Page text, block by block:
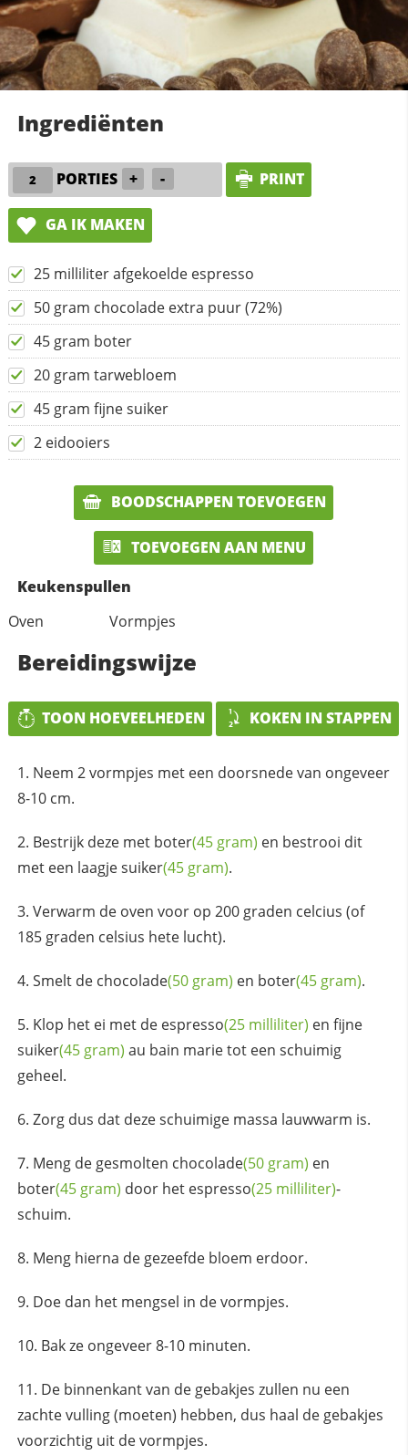
Ingrediënten
PORTIES + - PRINT
GA IK MAKEN
25 milliliter afgekoelde espresso
50 gram chocolade extra puur (72%)
45 gram boter
20 gram tarwebloem
45 gram fijne suiker
2 eidooiers
BOODSCHAPPEN TOEVOEGEN
TOEVOEGEN AAN MENU
Keukenspullen
Oven
Vormpjes
Bereidingswijze
TOON HOEVEELHEDEN KOKEN IN STAPPEN
Neem 2 vormpjes met een doorsnede van ongeveer
8-10 cm.
Bestrijk deze met boter(45 gram) en bestrooi dit
met een laagjesuiker(45 gram).
Verwarm de oven voor op 200 graden celcius (of
185 graden celsius hete lucht).
Smelt de chocolade(50 gram) en boter(45 gram).
Klop het ei met de espresso(25 milliliter) en fijne
suiker(45 gram) au bain marie tot een schuimig
geheel.
Zorg dus dat deze schuimige massa lauwwarm is.
Meng de gesmolten chocolade(50 gram) en
boter(45 gram) door het espresso(25 milliliter)-
schuim.
Meng hierna de gezeefde bloem erdoor.
Doe dan het mengsel in de vormpjes.
Bak ze ongeveer 8-10 minuten.
De binnenkant van de gebakjes zullen nu een
zachte vulling (moeten) hebben, dus haal de gebakjes
voorzichtig uit de vormpjes.